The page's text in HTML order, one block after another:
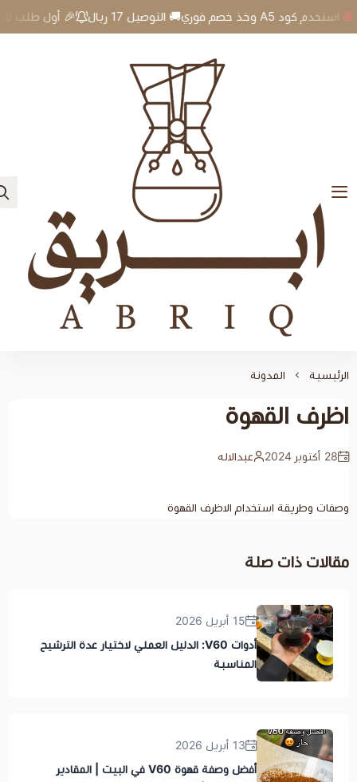
🎉 أول طلب لك؟🎁 استخدم كود A5 وخذ خصم فوري🚚 التوصيل 17 ريال
عبدالاله
الاظرف القهوة
15 أبريل 2026
أدوات V60: الدليل العملي لاختيار عدة الترشيح
المناسبة
13 أبريل 2026
أفضل وصفة قهوة V60 في البيت | المقادير